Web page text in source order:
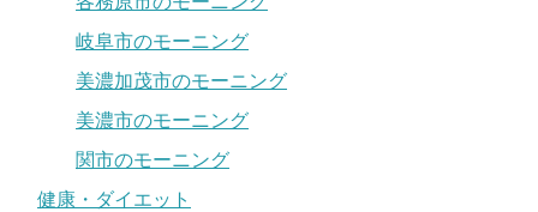
岐阜市のモーニング
美濃加茂市のモーニング
美濃市のモーニング
関市のモーニング
健康・ダイエット